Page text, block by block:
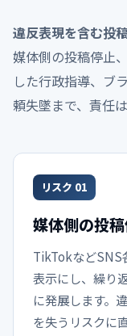
違反表現を含む投
媒体側の投稿停止
した行政指導、ブ
頼失墜まで、責任
リスク 01
媒体側の投
TikTokなどSNS
表示にし、繰り
に発展します。
を失うリスクに